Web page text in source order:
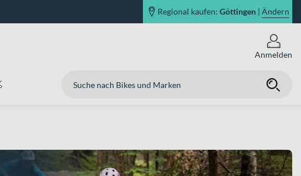
Regional kaufen: Göttingen | Ändern
Anmelden